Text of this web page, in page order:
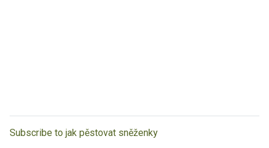
Subscribe to jak pěstovat sněženky